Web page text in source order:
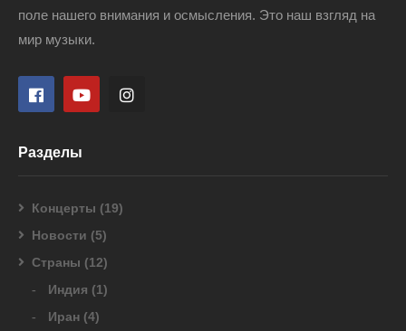
поле нашего внимания и осмысления. Это наш взгляд на
мир музыки.
Разделы
Концерты (19)
Новости (5)
Страны (12)
Индия (1)
Иран (4)